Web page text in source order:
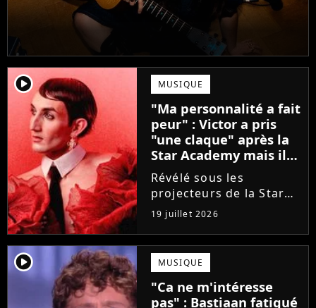
player2 MUSIQUE
"Ma personnalité a fait
peur" : Victor a pris
"une claque" après la
Star Academy mais il
en est ressorti plus
fort (interview)
Révélé sous les
projecteurs de la Star
Academy, Victor a fait
face à la réalité brutale
de l'industrie musicale
après sa sortie de
l'émission. Face à des
maisons de disques
frileuses,...
19 juillet 2026
player2 MUSIQUE
"Ca ne m'intéresse
pas" : Bastiaan fatigué